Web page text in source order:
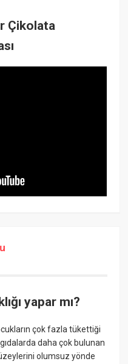
Çikolata
yapar mı?
çok fazla tükettiği
daha çok bulunan
olumsuz yönde